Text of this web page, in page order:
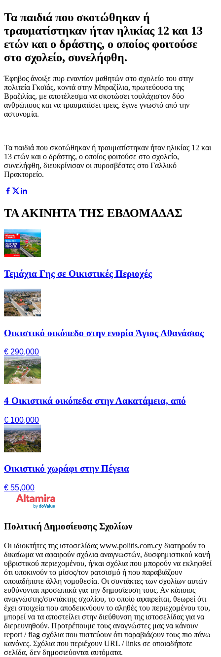
Τα παιδιά που σκοτώθηκαν ή
τραυματίστηκαν ήταν ηλικίας 12 και 13
ετών και ο δράστης, ο οποίος φοιτούσε
στο σχολείο, συνελήφθη.
Έφηβος άνοιξε πυρ εναντίον μαθητών στο σχολείο του στην
πολιτεία Γκοϊάς, κοντά στην Μπραζίλια, πρωτεύουσα της
Βραζιλίας, με αποτέλεσμα να σκοτώσει τουλάχιστον δύο
ανθρώπους και να τραυματίσει τρεις, έγινε γνωστό από την
αστυνομία.
Τα παιδιά που σκοτώθηκαν ή τραυματίστηκαν ήταν ηλικίας 12 και
13 ετών και ο δράστης, ο οποίος φοιτούσε στο σχολείο,
συνελήφθη, διευκρίνισαν οι πυροσβέστες στο Γαλλικό
Πρακτορείο.
ΤΑ ΑΚΙΝΗΤΑ ΤΗΣ ΕΒΔΟΜΑΔΑΣ
Τεμάχια Γης σε Οικιστικές Περιοχές
Οικιστικό οικόπεδο στην ενορία Άγιος Αθανάσιος
€ 290,000
4 Οικιστικά οικόπεδα στην Λακατάμεια, από
€ 100,000
Οικιστικό χωράφι στην Πέγεια
€ 55,000
Πολιτική Δημοσίευσης Σχολίων
Οι ιδιοκτήτες της ιστοσελίδας www.politis.com.cy διατηρούν το
δικαίωμα να αφαιρούν σχόλια αναγνωστών, δυσφημιστικού και/ή
υβριστικού περιεχομένου, ή/και σχόλια που μπορούν να εκληφθεί
ότι υποκινούν το μίσος/τον ρατσισμό ή που παραβιάζουν
οποιαδήποτε άλλη νομοθεσία. Οι συντάκτες των σχολίων αυτών
ευθύνονται προσωπικά για την δημοσίευση τους. Αν κάποιος
αναγνώστης/συντάκτης σχολίου, το οποίο αφαιρείται, θεωρεί ότι
έχει στοιχεία που αποδεικνύουν το αληθές του περιεχομένου του,
μπορεί να τα αποστείλει στην διεύθυνση της ιστοσελίδας για να
διερευνηθούν. Προτρέπουμε τους αναγνώστες μας να κάνουν
report / flag σχόλια που πιστεύουν ότι παραβιάζουν τους πιο πάνω
κανόνες. Σχόλια που περιέχουν URL / links σε οποιαδήποτε
σελίδα, δεν δημοσιεύονται αυτόματα.